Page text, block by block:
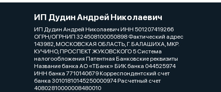
ИП Дудин Андрей Николаевич
ИП Дудин Андрей Николаевич ИНН 501207419266
ОГРН/ОГРНИП 324508100050898 Фактический адрес
143982, МОСКОВСКАЯ ОБЛАСТЬ, Г. БАЛАШИХА, МКР.
КУЧИНО, ПРОСПЕКТ ЖУКОВСКОГО 5 Система
налогообложения Патентная Банковские реквизиты
Название банка АО «ТБанк» БИК банка 044525974
ИНН банка 7710140679 Корреспондентский счет
банка 30101810145250000974 Расчетный счет
40802810000008480010